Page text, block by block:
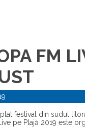
FM
festival din sudul
pe Plajă 2019 este